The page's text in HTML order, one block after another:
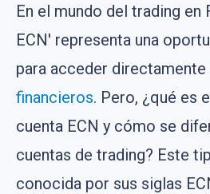
En el mundo del trading en
ECN' representa una
para acceder directamente
financieros. Pero, ¿qué es
cuenta ECN y cómo se
cuentas de trading? Este
conocida por sus siglas